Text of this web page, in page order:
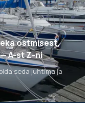
ostmisest,
A-st Z-ni
seda juhtima ja